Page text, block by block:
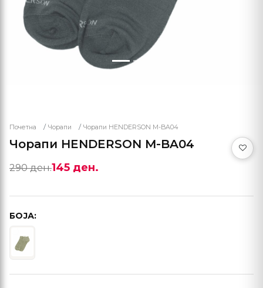
Почетна Чорапи Чорапи HENDERSON M-BA04
Чорапи HENDERSON M-BA04
290 ден.145 ден.
БОЈА: